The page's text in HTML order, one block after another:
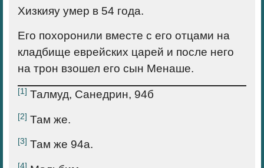
Хизкияу умер в 54 года.
Его похоронили вместе с его отцами на
кладбище еврейских царей и после него
на трон взошел его сын Менаше.
[1] Талмуд, Санедрин, 94б
[2] Там же.
[3] Там же 94а.
[4]